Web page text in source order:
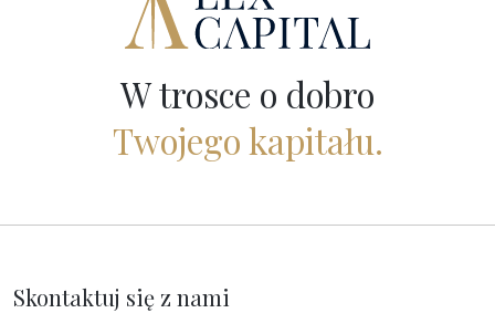
W trosce o dobro
Twojego kapitału.
Skontaktuj się z nami